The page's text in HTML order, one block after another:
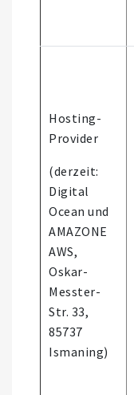
Hosting-
Provider
(derzeit:
Digital
Ocean und
AMAZONE
AWS,
Oskar-
Messter-
Str. 33,
85737
Ismaning)